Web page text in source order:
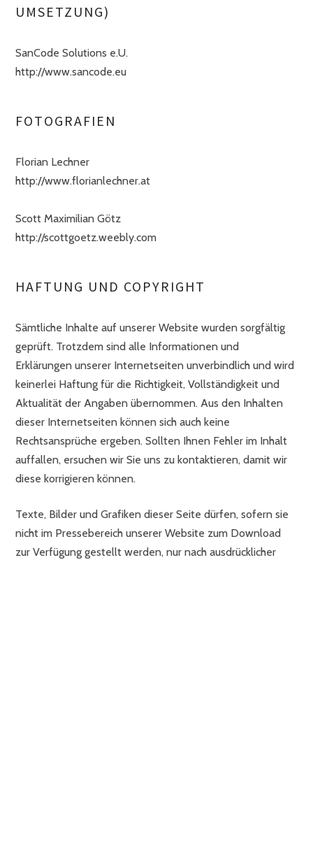
UMSETZUNG)
SanCode Solutions e.U.
http://www.sancode.eu
FOTOGRAFIEN
Florian Lechner
http://www.florianlechner.at
Scott Maximilian Götz
http://scottgoetz.weebly.com
HAFTUNG UND COPYRIGHT
Sämtliche Inhalte auf unserer Website wurden sorgfältig
geprüft. Trotzdem sind alle Informationen und
Erklärungen unserer Internetseiten unverbindlich und wird
keinerlei Haftung für die Richtigkeit, Vollständigkeit und
Aktualität der Angaben übernommen. Aus den Inhalten
dieser Internetseiten können sich auch keine
Rechtsansprüche ergeben. Sollten Ihnen Fehler im Inhalt
auffallen, ersuchen wir Sie uns zu kontaktieren, damit wir
diese korrigieren können.
Texte, Bilder und Grafiken dieser Seite dürfen, sofern sie
nicht im Pressebereich unserer Website zum Download
zur Verfügung gestellt werden, nur nach ausdrücklicher